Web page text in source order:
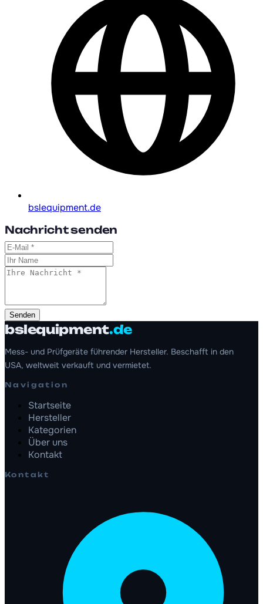
bslequipment.de
Nachricht senden
Senden
bslequipment.de
Mess- und Prüfgeräte führender Hersteller. Beschafft in den
USA, weltweit verkauft und vermietet.
Navigation
Startseite
Hersteller
Kategorien
Über uns
Kontakt
Kontakt